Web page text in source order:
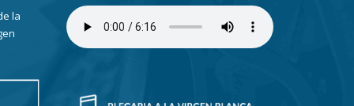
la